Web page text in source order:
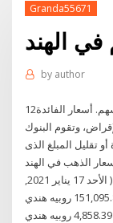
Granda55671
في الهند
by author
12‏‏/5‏‏/1442 بعد الهجرة أسعار الفائدة وأسعار الأسهم. أسعار الفائدة
وتقوم البنوك
تقليل المبلغ الذى
الذهب في الهند
في الأحد 17 يناير 2021, 03:00 ص ، بتوقيت جرينتش ( الأحد 17 يناير 2021,
08:30 ص بتوقيت نيودلهي) 1 أونصه من الذهب = 151,095.89 روبيه هندي